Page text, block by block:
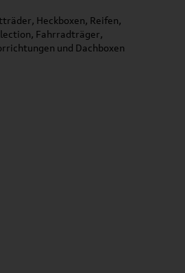
Heckboxen, Reifen,
Fahrradträger,
und Dachboxen